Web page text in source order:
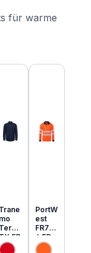
für warme
Trane
mo
Tera
TX FR
PortW
est
FR73
4 FR
MultiN